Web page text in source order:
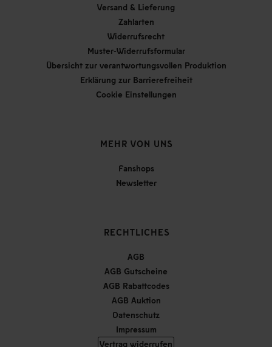
Versand & Lieferung
Zahlarten
Widerrufsrecht
Muster-Widerrufsformular
Übersicht zur verantwortungsvollen Produktion
Erklärung zur Barrierefreiheit
Cookie Einstellungen
MEHR VON UNS
Fanshops
Newsletter
RECHTLICHES
AGB
AGB Gutscheine
AGB Rabattcodes
AGB Auktion
Datenschutz
Impressum
Vertrag widerrufen